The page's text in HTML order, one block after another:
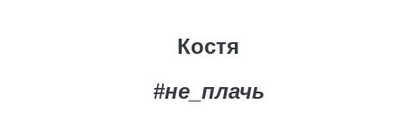
Костя
#не_плачь